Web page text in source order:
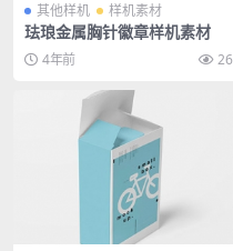
其他样机 样机素材
珐琅金属胸针徽章样机素材
4年前 26